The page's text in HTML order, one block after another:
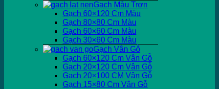
Gạch Màu Trơn
Gạch 60×120 Cm Màu
Gạch 80×80 Cm Màu
Gạch 60×60 Cm Màu
Gạch 30×60 Cm Màu
Gạch Vân Gỗ
Gạch 60×120 Cm Vân Gỗ
Gạch 20×120 Cm Vân Gỗ
Gạch 20×100 CM Vân Gỗ
Gạch 15×80 Cm Vân Gỗ